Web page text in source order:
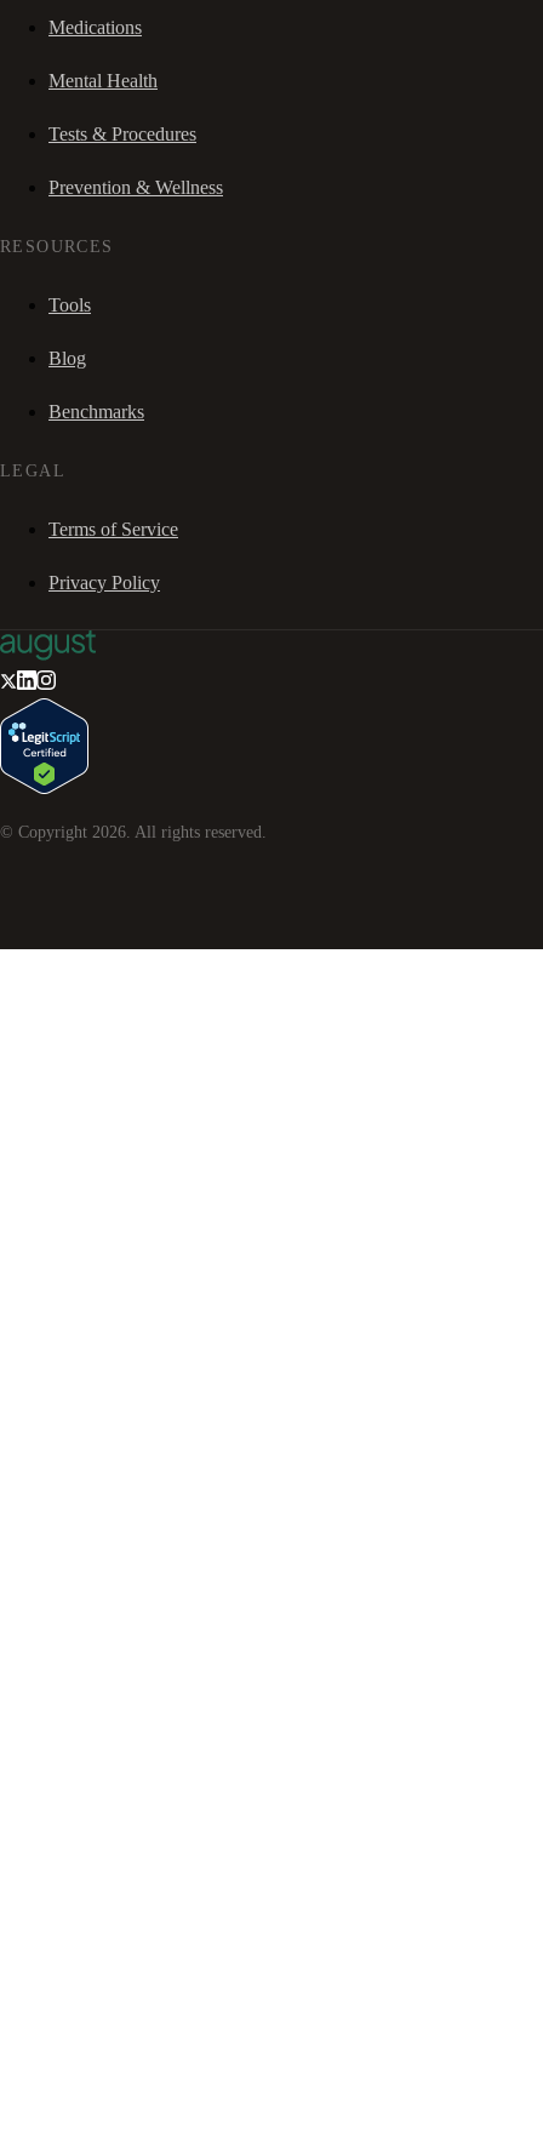
Medications
Mental Health
Tests & Procedures
Prevention & Wellness
RESOURCES
Tools
Blog
Benchmarks
LEGAL
Terms of Service
Privacy Policy
© Copyright 2026 . All rights reserved.